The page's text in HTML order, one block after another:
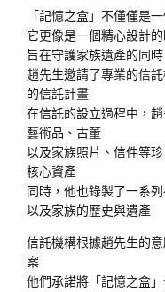
「記憶之盒」不僅僅是
它更像是一個精心設計
旨在守護家族遺產的同
趙先生邀請了專業的信
的信託計畫
在信託的設立過程中，
藝術品、古董
以及家族照片、信件等
核心資產
同時，他也錄製了一系
以及家族的歷史與遺產
信託機構根據趙先生的
案
他們承諾將「記憶之盒